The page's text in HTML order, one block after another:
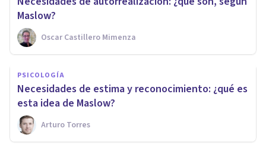
Maslow?
Oscar Castillero Mimenza
PSICOLOGÍA
Necesidades de estima y reconocimiento: ¿qué es
esta idea de Maslow?
Arturo Torres
8 ideas clave para mejorar la
autoestima
Tomás Santa Cecilia